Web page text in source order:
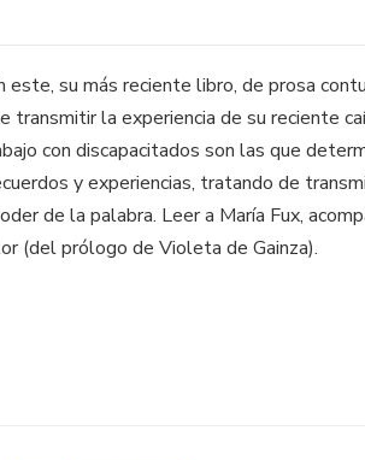
este, su más reciente libro, de prosa
transmitir la experiencia de su reciente
con discapacitados son las que
y experiencias, tratando de
de la palabra. Leer a María Fux,
(del prólogo de Violeta de Gainza).